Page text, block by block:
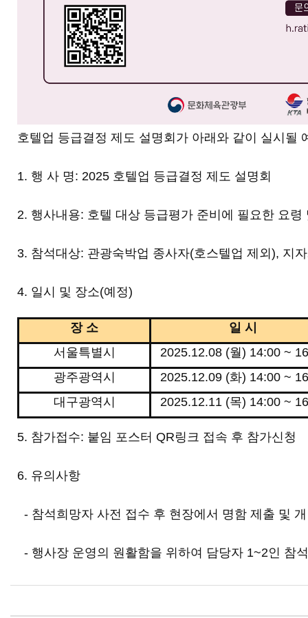
호텔업 등급결정 제도 설명회가 아래와 같이 실시될
1. 행 사 명: 2025 호텔업 등급결정 제도 설명회
2. 행사내용: 호텔 대상 등급평가 준비에 필요한 요령
3. 참석대상: 관광숙박업 종사자(호스텔업 제외), 지
4. 일시 및 장소(예정)
장 소
일 시
서울특별시
2025.12.08 (월) 14:00 ~
광주광역시
2025.12.09 (화) 14:00 ~
대구광역시
2025.12.11 (목) 14:00 ~
5. 참가접수: 붙임 포스터 QR링크 접속 후 참가신청
6. 유의사항
- 참석희망자 사전 접수 후 현장에서 명함 제출 및
- 행사장 운영의 원활함을 위하여 담당자 1~2인 참